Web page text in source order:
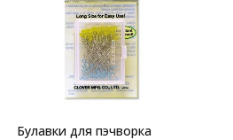
Булавки для пэчворка